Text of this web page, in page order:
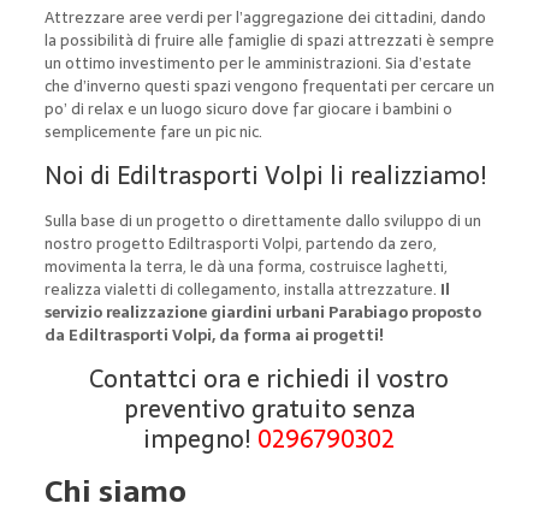
Attrezzare aree verdi per l’aggregazione dei cittadini, dando
la possibilità di fruire alle famiglie di spazi attrezzati è sempre
un ottimo investimento per le amministrazioni. Sia d’estate
che d’inverno questi spazi vengono frequentati per cercare un
po’ di relax e un luogo sicuro dove far giocare i bambini o
semplicemente fare un pic nic.
Noi di Ediltrasporti Volpi li realizziamo!
Sulla base di un progetto o direttamente dallo sviluppo di un
nostro progetto Ediltrasporti Volpi, partendo da zero,
movimenta la terra, le dà una forma, costruisce laghetti,
realizza vialetti di collegamento, installa attrezzature. Il
servizio realizzazione giardini urbani Parabiago proposto
da Ediltrasporti Volpi, da forma ai progetti!
Contattci ora e richiedi il vostro
preventivo gratuito senza
impegno! 0296790302
Chi siamo